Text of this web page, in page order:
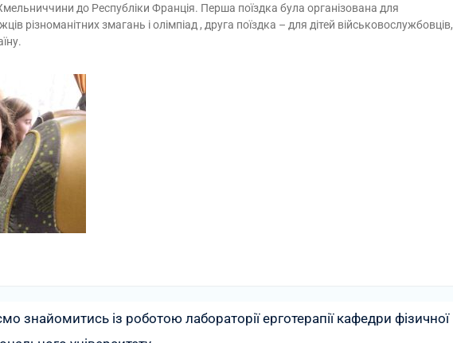
до Республіки Франція. Перша поїздка була організована для
різноманітних змагань і олімпіад , друга поїздка – для дітей військовослужбовців,
знайомитись із роботою лабораторії ерготерапії кафедри фізичної